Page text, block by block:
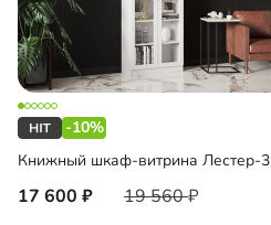
-10%
Книжный шкаф-витрина Лестер-3
17 600 19 560